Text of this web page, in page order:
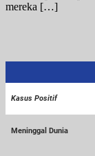
mereka […]